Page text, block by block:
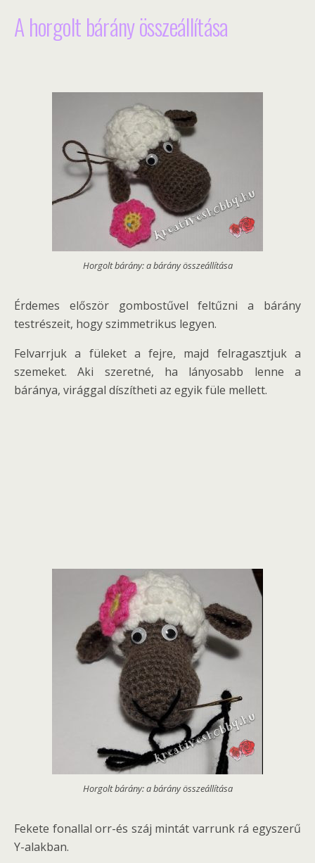
A horgolt bárány összeállítása
Horgolt bárány: a bárány összeállítása
Érdemes először gombostűvel feltűzni a bárány
testrészeit, hogy szimmetrikus legyen.
Felvarrjuk a füleket a fejre, majd felragasztjuk a
szemeket. Aki szeretné, ha lányosabb lenne a
báránya, virággal díszítheti az egyik füle mellett.
Horgolt bárány: a bárány összeállítása
Fekete fonallal orr-és száj mintát varrunk rá egyszerű
Y-alakban.